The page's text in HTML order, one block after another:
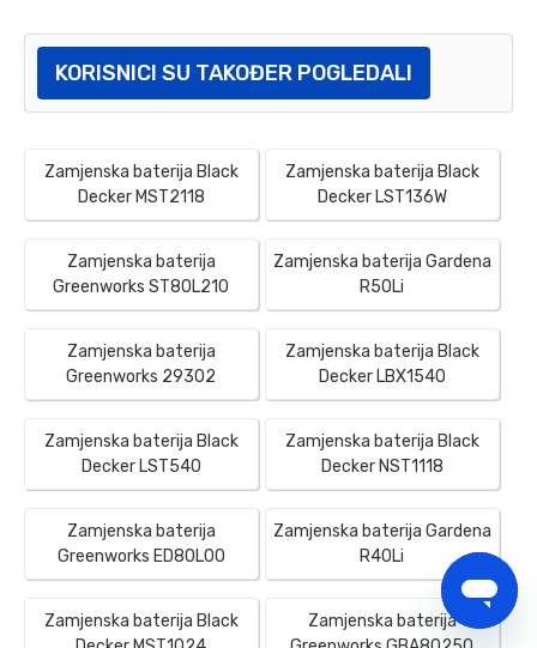
KORISNICI SU TAKOĐER POGLEDALI
Zamjenska baterija Black
Decker MST2118
Zamjenska baterija Black
Decker LST136W
Zamjenska baterija
Greenworks ST80L210
Zamjenska baterija Gardena
R50Li
Zamjenska baterija
Greenworks 29302
Zamjenska baterija Black
Decker LBX1540
Zamjenska baterija Black
Decker LST540
Zamjenska baterija Black
Decker NST1118
Zamjenska baterija
Greenworks ED80L00
Zamjenska baterija Gardena
R40Li
Zamjenska baterija Black
Zamjenska baterija